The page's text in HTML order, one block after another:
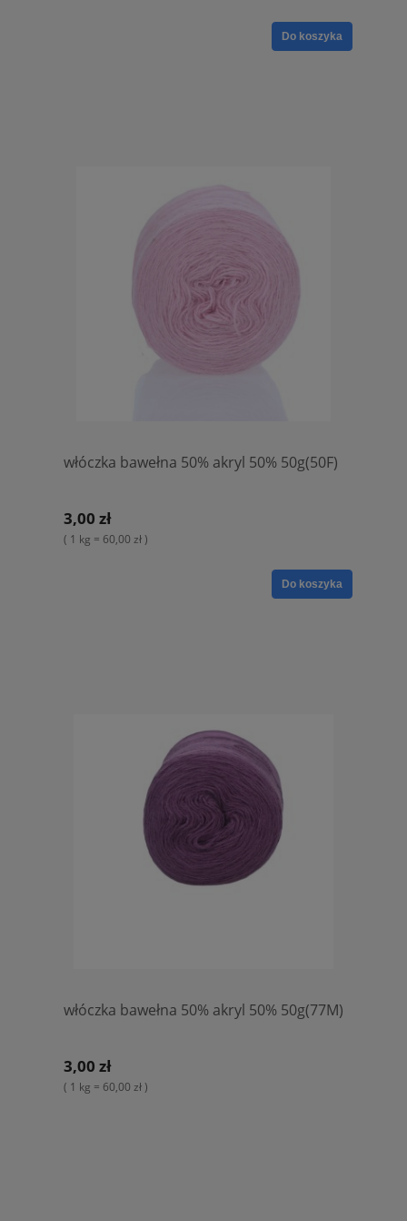
Do koszyka
włóczka bawełna 50% akryl 50% 50g(50F)
3,00 zł
( 1 kg = 60,00 zł )
Do koszyka
włóczka bawełna 50% akryl 50% 50g(77M)
3,00 zł
( 1 kg = 60,00 zł )